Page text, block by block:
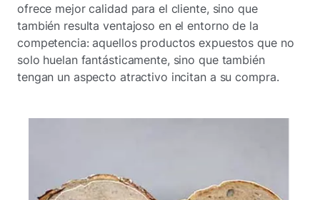
ofrece mejor calidad para el cliente, sino que
también resulta ventajoso en el entorno de la
competencia: aquellos productos expuestos que no
solo huelan fantásticamente, sino que también
tengan un aspecto atractivo incitan a su compra.